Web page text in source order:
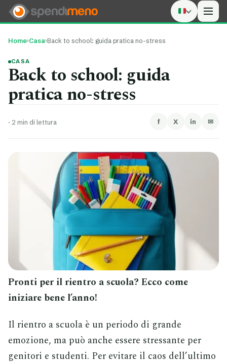
Home›Casa›Back to school: guida pratica no-stress
CASA
Back to school: guida
pratica no-stress
· 2 min di lettura f X in ✉
Pronti per il rientro a scuola? Ecco come
iniziare bene l’anno!
Il rientro a scuola è un periodo di grande
emozione, ma può anche essere stressante per
genitori e studenti. Per evitare il caos dell’ultimo